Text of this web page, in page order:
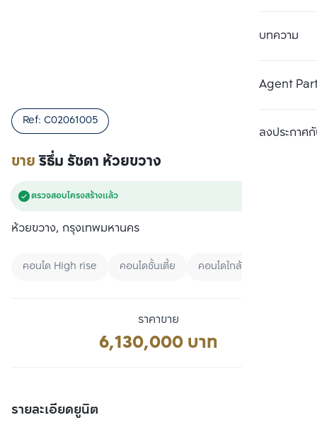
บทความ
Agent
ลงประกาศกั
ขายริธึ่ม รัชดา ห้วยขวาง
Ref: C02061005
ตรวจสอบโครงสร้างแล้ว
ห้วยขวาง, กรุงเทพมหานคร
คอนโด High rise คอนโดชั้นเตี้ย คอนโดใกล้ MRT
ราคาขาย
6,130,000 บาท
รายละเอียดยูนิต
เปรียบเทียบ